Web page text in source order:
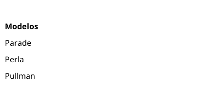
Modelos
Parade
Perla
Pullman